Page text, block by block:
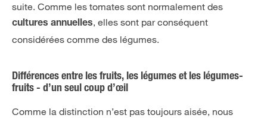
suite. Comme les tomates sont normalement des
cultures annuelles, elles sont par conséquent
considérées comme des légumes.
Différences entre les fruits, les légumes et les légumes-
fruits - d’un seul coup d’œil
Comme la distinction n’est pas toujours aisée, nous